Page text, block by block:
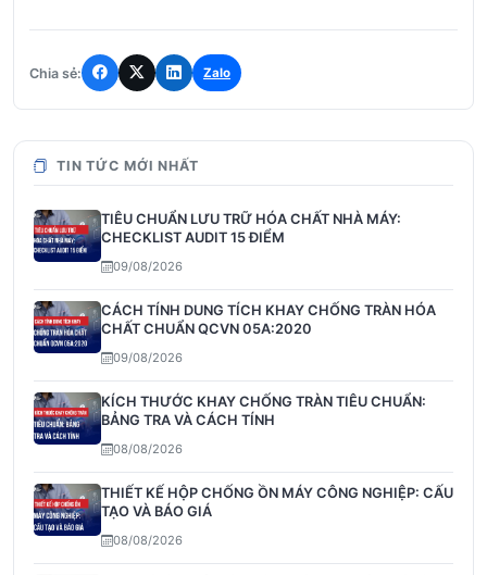
Chia sẻ: Zalo
TIN TỨC MỚI NHẤT
TIÊU CHUẨN LƯU TRỮ HÓA CHẤT NHÀ MÁY:
CHECKLIST AUDIT 15 ĐIỂM
09/08/2026
CÁCH TÍNH DUNG TÍCH KHAY CHỐNG TRÀN HÓA
CHẤT CHUẨN QCVN 05A:2020
09/08/2026
KÍCH THƯỚC KHAY CHỐNG TRÀN TIÊU CHUẨN:
BẢNG TRA VÀ CÁCH TÍNH
08/08/2026
THIẾT KẾ HỘP CHỐNG ỒN MÁY CÔNG NGHIỆP: CẤU
TẠO VÀ BÁO GIÁ
08/08/2026